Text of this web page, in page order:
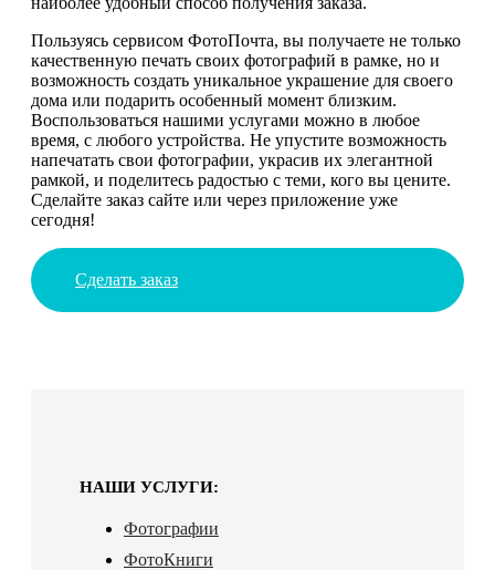
Пользуясь сервисом ФотоПочта, вы получаете не только
качественную печать своих фотографий в рамке, но и
возможность создать уникальное украшение для своего
дома или подарить особенный момент близким.
Воспользоваться нашими услугами можно в любое
время, с любого устройства. Не упустите возможность
напечатать свои фотографии, украсив их элегантной
рамкой, и поделитесь радостью с теми, кого вы цените.
Сделайте заказ сайте или через приложение уже
сегодня!
Сделать заказ
НАШИ УСЛУГИ:
Фотографии
ФотоКниги